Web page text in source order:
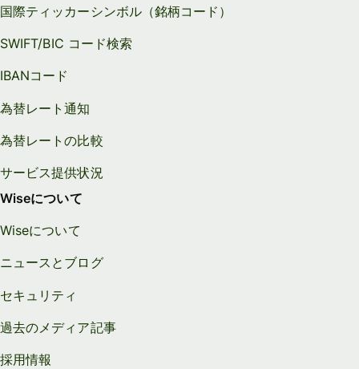
国際ティッカーシンボル（銘柄コード）
SWIFT/BIC コード検索
IBANコード
為替レート通知
為替レートの比較
サービス提供状況
Wiseについて
Wiseについて
ニュースとブログ
セキュリティ
過去のメディア記事
採用情報